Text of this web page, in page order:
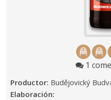
1
Productor: Budějovický
Elaboración: